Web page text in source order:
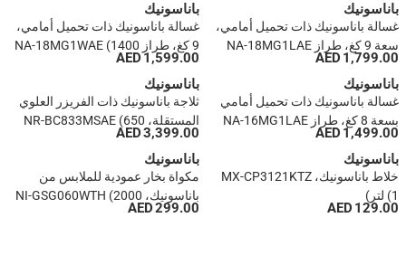
دورة في الدقيقة)
باناسونيك
غسالة باناسونيك ذات تحميل أمامي،
سعة 9 كغ، طراز NA-18MG1LAE
(1400 دورة في الدقيقة)
1,799.00 AED
باناسونيك
غسالة باناسونيك ذات تحميل أمامي،
9 كغ، طراز NA-18MG1WAE (1400
دورة في الدقيقة)
1,599.00 AED
باناسونيك
غسالة باناسونيك ذات تحميل أمامي
بسعة 8 كغ، طراز NA-16MG1LAE
(1400 دورة في الدقيقة)
1,499.00 AED
باناسونيك
ثلاجة باناسونيك ذات الفريزر العلوي
المستقلة، NR-BC833MSAE (650
لتر)
3,399.00 AED
باناسونيك
خلاط باناسونيك، MX-CP3121KTZ
(1 لتر)
129.00 AED
باناسونيك
مكواة بخار عمودية للملابس من
باناسونيك، NI-GSG060WTH (2000
واط، 1.5 لتر)
299.00 AED